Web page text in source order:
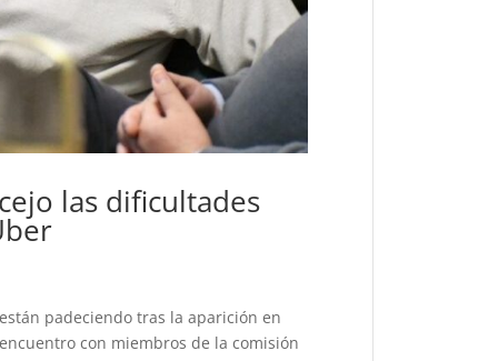
las dificultades
padeciendo tras la aparición en
con miembros de la comisión